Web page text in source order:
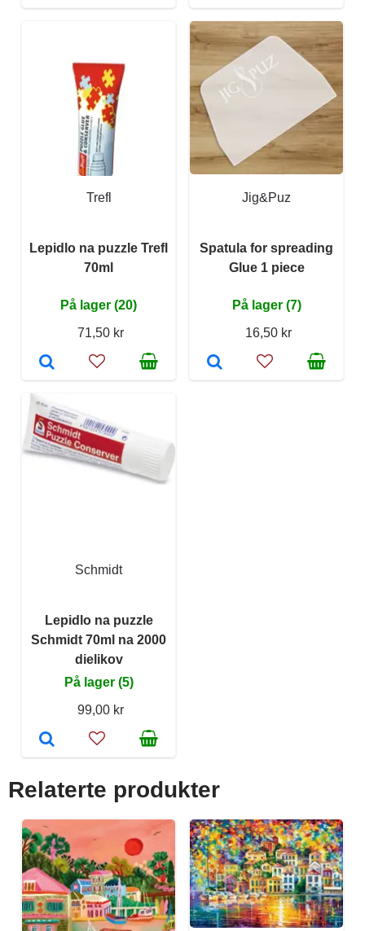
Trefl
Lepidlo na puzzle Trefl
70ml
På lager (20)
71,50 kr
Jig&Puz
Spatula for spreading
Glue 1 piece
På lager (7)
16,50 kr
Schmidt
Lepidlo na puzzle
Schmidt 70ml na 2000
dielikov
På lager (5)
99,00 kr
Relaterte produkter